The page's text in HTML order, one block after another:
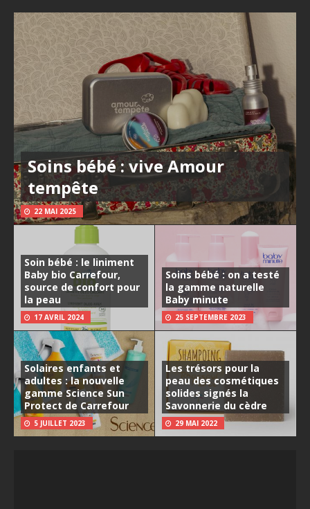
Soins bébé : vive Amour
tempête
22 MAI 2025
Soin bébé : le liniment
Baby bio Carrefour,
source de confort pour
la peau
17 AVRIL 2024
Soins bébé : on a testé
la gamme naturelle
Baby minute
25 SEPTEMBRE 2023
Solaires enfants et
adultes : la nouvelle
gamme Science Sun
Protect de Carrefour
5 JUILLET 2023
Les trésors pour la
peau des cosmétiques
solides signés la
Savonnerie du cèdre
29 MAI 2022